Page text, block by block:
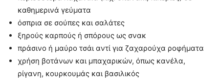
καθημερινά γεύματα
όσπρια σε σούπες και σαλάτες
ξηρούς καρπούς ή σπόρους ως σνακ
πράσινο ή μαύρο τσάι αντί για ζαχαρούχα ροφήματα
χρήση βοτάνων και μπαχαρικών, όπως κανέλα,
ρίγανη, κουρκουμάς και βασιλικός